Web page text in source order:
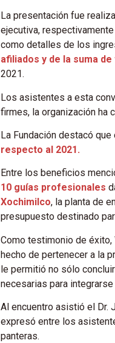
La presentación fue
ejecutiva,
como detalles de los
afiliados y de la suma
2021.
Los asistentes a esta
firmes, la organización ha
La Fundación destacó que
respecto al 2021.
Entre los beneficios
10 guías profesionales
Xochimilco, la planta de
presupuesto destinado
Como testimonio de éxito,
hecho de pertenecer a la
le permitió no sólo
necesarias para
Al encuentro asistió el Dr.
expresó entre los
panteras.